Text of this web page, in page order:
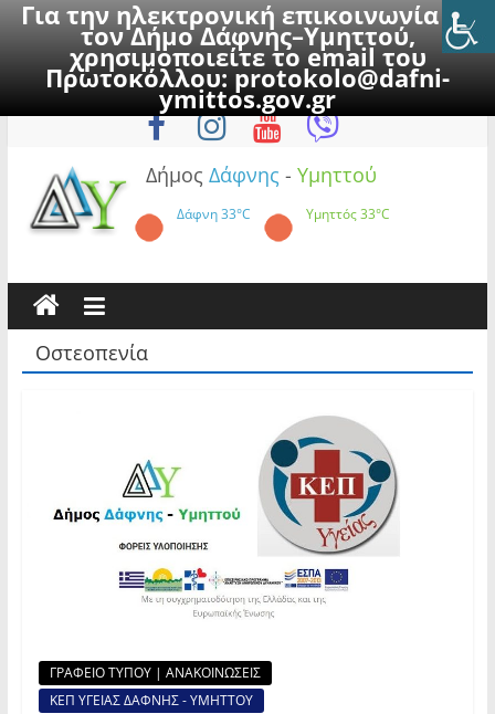
Για την ηλεκτρονική επικοινωνία με
τον Δήμο Δάφνης–Υμηττού,
χρησιμοποιείτε το email του
Πρωτοκόλλου:protokolo@dafni-
ymittos.gov.gr
to
Κυριακή, 9 Αυγούστου 2026
Δήμος Δάφνης - Υμηττού
Δάφνη33°C Υμηττός33°C
Οστεοπενία
ΓΡΑΦΕΙΟ ΤΥΠΟΥ | ΑΝΑΚΟΙΝΩΣΕΙΣ
ΚΕΠ ΥΓΕΙΑΣ ΔΑΦΝΗΣ - ΥΜΗΤΤΟΥ